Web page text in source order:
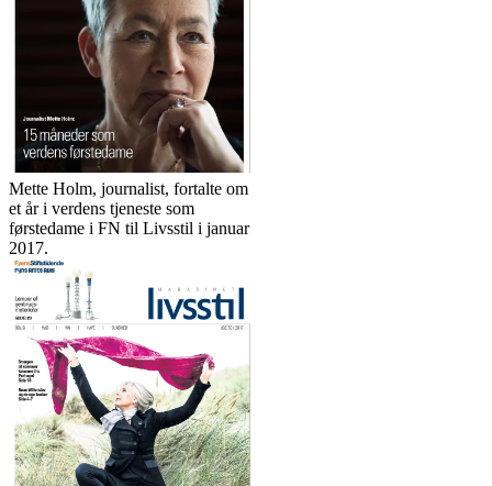
Mette Holm, journalist, fortalte om
et år i verdens tjeneste som
førstedame i FN til Livsstil i januar
2017.